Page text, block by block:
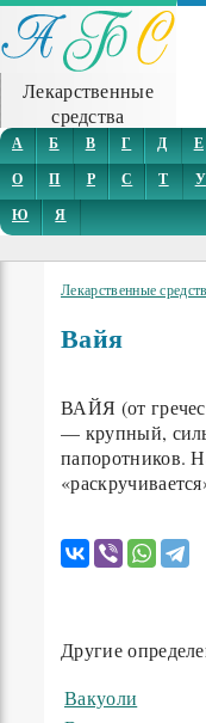
Лекарственные
средства
А Б В Г Д Е
О
П Р С Т У
Ю
Я
Лекарственные
Вайя
ВАЙЯ (от
— крупный,
папоротников.
Другие
Вакуоли